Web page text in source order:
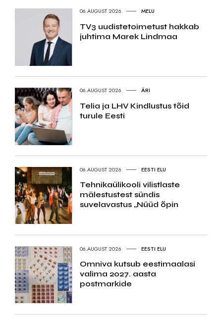
06.AUGUST 2026 MELU
TV3 uudistetoimetust hakkab
juhtima Marek Lindmaa
06.AUGUST 2026 ÄRI
Telia ja LHV Kindlustus tõid
turule Eesti
06.AUGUST 2026 EESTI ELU
Tehnikaülikooli vilistlaste
mälestustest sündis
suvelavastus „Nüüd õpin
06.AUGUST 2026 EESTI ELU
Omniva kutsub eestimaalasi
valima 2027. aasta
postmarkide